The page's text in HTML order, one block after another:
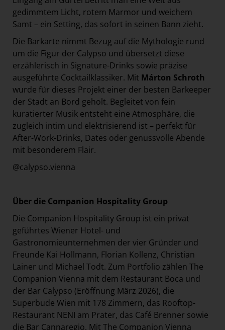
gedimmtem Licht, rotem Marmor und weichem
Samt – ein Setting, das sofort in seinen Bann zieht.
Die Barkarte nimmt Bezug auf die Mythologie rund
um die Figur der Calypso und übersetzt diese
erzählerisch in Signature-Drinks sowie präzise
ausgeführte Cocktailklassiker. Mit Márton Schroth
wurde für dieses Projekt einer der besten Barkeeper
der Stadt an Bord geholt. Begleitet von fein
kuratierter Musik entsteht eine Atmosphäre, die
zugleich intim und elektrisierend ist – perfekt für
After-Work-Drinks, Dates oder genussvolle Abende
mit besonderem Flair.
@calypso.vienna
Über die Companion Hospitality Group
Die Companion Hospitality Group ist ein privat
geführtes Wiener Hotel- und
Gastronomieunternehmen der vier Gründer und
Freunde Kai Hollmann, Florian Kollenz, Christian
Lainer und Michael Todt. Zum Portfolio zählen The
Companion Vienna mit dem Restaurant Boca und
der Bar Calypso (Eröffnung März 2026), die
Superbude Wien mit 178 Zimmern, das Rooftop-
Restaurant NENI am Prater, das Café Brenner sowie
die Bar Cannaregio. Mit The Companion Vienna